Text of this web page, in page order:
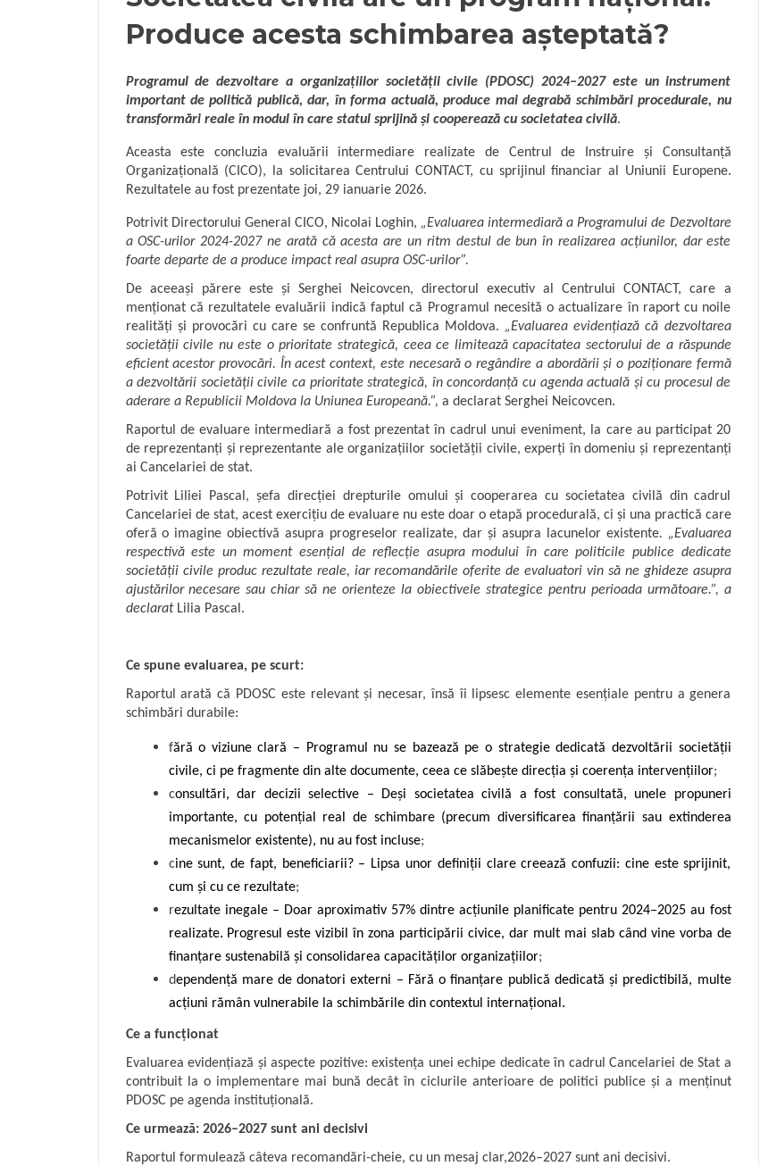
Produce acesta schimbarea așteptată?
Programul de dezvoltare a organizațiilor societății civile (PDOSC) 2024–2027 este un instrument
important de politică publică, dar, în forma actuală, produce mai degrabă schimbări procedurale, nu
transformări reale în modul în care statul sprijină și cooperează cu societatea civilă.
Aceasta este concluzia evaluării intermediare realizate de Centrul de Instruire și Consultanță
Organizațională (CICO), la solicitarea Centrului CONTACT, cu sprijinul financiar al Uniunii Europene.
Rezultatele au fost prezentate joi, 29 ianuarie 2026.
Potrivit Directorului General CICO, Nicolai Loghin, „Evaluarea intermediară a Programului de Dezvoltare
a OSC-urilor 2024-2027 ne arată că acesta are un ritm destul de bun în realizarea acțiunilor, dar este
foarte departe de a produce impact real asupra OSC-urilor”.
De aceeași părere este și Serghei Neicovcen, directorul executiv al Centrului CONTACT, care a
menționat că rezultatele evaluării indică faptul că Programul necesită o actualizare în raport cu noile
realități și provocări cu care se confruntă Republica Moldova. „Evaluarea evidențiază că dezvoltarea
societății civile nu este o prioritate strategică, ceea ce limitează capacitatea sectorului de a răspunde
eficient acestor provocări. În acest context, este necesară o regândire a abordării și o poziționare fermă
a dezvoltării societății civile ca prioritate strategică, în concordanță cu agenda actuală și cu procesul de
aderare a Republicii Moldova la Uniunea Europeană.”, a declarat Serghei Neicovcen.
Raportul de evaluare intermediară a fost prezentat în cadrul unui eveniment, la care au participat 20
de reprezentanți și reprezentante ale organizațiilor societății civile, experți în domeniu și reprezentanți
ai Cancelariei de stat.
Potrivit Liliei Pascal, șefa direcției drepturile omului și cooperarea cu societatea civilă din cadrul
Cancelariei de stat, acest exercițiu de evaluare nu este doar o etapă procedurală, ci și una practică care
oferă o imagine obiectivă asupra progreselor realizate, dar și asupra lacunelor existente. „Evaluarea
respectivă este un moment esențial de reflecție asupra modului în care politicile publice dedicate
societății civile produc rezultate reale, iar recomandările oferite de evaluatori vin să ne ghideze asupra
ajustărilor necesare sau chiar să ne orienteze la obiectivele strategice pentru perioada următoare.”, a
declarat Lilia Pascal.
Ce spune evaluarea, pe scurt:
Raportul arată că PDOSC este relevant și necesar, însă îi lipsesc elemente esențiale pentru a genera
schimbări durabile:
fără o viziune clară – Programul nu se bazează pe o strategie dedicată dezvoltării societății
civile, ci pe fragmente din alte documente, ceea ce slăbește direcția și coerența intervențiilor;
consultări, dar decizii selective – Deși societatea civilă a fost consultată, unele propuneri
importante, cu potențial real de schimbare (precum diversificarea finanțării sau extinderea
mecanismelor existente), nu au fost incluse;
cine sunt, de fapt, beneficiarii? – Lipsa unor definiții clare creează confuzii: cine este sprijinit,
cum și cu ce rezultate;
rezultate inegale – Doar aproximativ 57% dintre acțiunile planificate pentru 2024–2025 au fost
realizate. Progresul este vizibil în zona participării civice, dar mult mai slab când vine vorba de
finanțare sustenabilă și consolidarea capacităților organizațiilor;
dependență mare de donatori externi – Fără o finanțare publică dedicată și predictibilă, multe
acțiuni rămân vulnerabile la schimbările din contextul internațional.
Ce a funcționat
Evaluarea evidențiază și aspecte pozitive: existența unei echipe dedicate în cadrul Cancelariei de Stat a
contribuit la o implementare mai bună decât în ciclurile anterioare de politici publice și a menținut
PDOSC pe agenda instituțională.
Ce urmează: 2026–2027 sunt ani decisivi
Raportul formulează câteva recomandări-cheie, cu un mesaj clar,2026–2027 sunt ani decisivi.